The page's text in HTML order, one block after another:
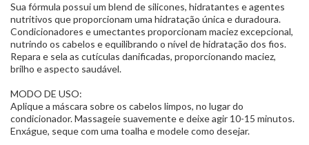
Sua fórmula possui um blend de silicones, hidratantes e agentes
nutritivos que proporcionam uma hidratação única e duradoura.
Condicionadores e umectantes proporcionam maciez excepcional,
nutrindo os cabelos e equilibrando o nível de hidratação dos fios.
Repara e sela as cutículas danificadas, proporcionando maciez,
brilho e aspecto saudável.
MODO DE USO:
Aplique a máscara sobre os cabelos limpos, no lugar do
condicionador. Massageie suavemente e deixe agir 10-15 minutos.
Enxágue, seque com uma toalha e modele como desejar.